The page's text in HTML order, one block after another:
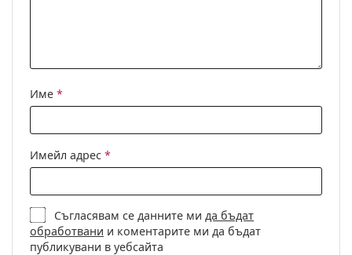
Име *
Имейл адрес *
Съгласявам се данните ми да бъдат
обработвани и коментарите ми да бъдат
публикувани в уебсайта